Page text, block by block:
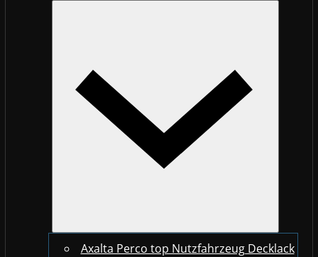
Axalta Perco top Nutzfahrzeug Decklack